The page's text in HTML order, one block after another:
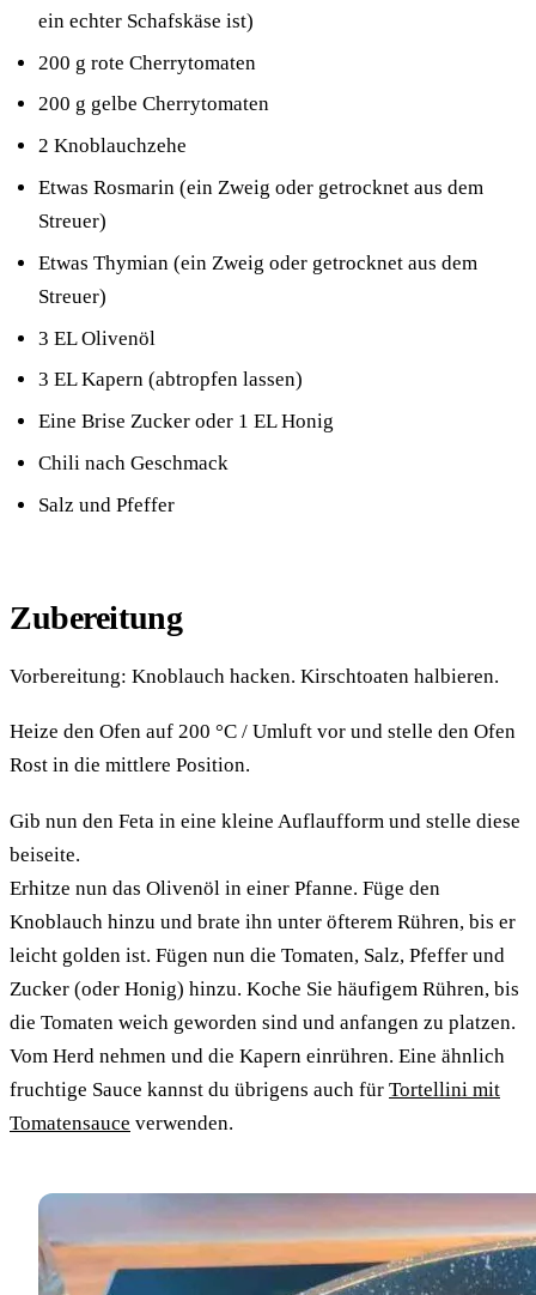
ein echter Schafskäse ist)
200 g rote Cherrytomaten
200 g gelbe Cherrytomaten
2 Knoblauchzehe
Etwas Rosmarin (ein Zweig oder getrocknet aus dem
Streuer)
Etwas Thymian (ein Zweig oder getrocknet aus dem
Streuer)
3 EL Olivenöl
3 EL Kapern (abtropfen lassen)
Eine Brise Zucker oder 1 EL Honig
Chili nach Geschmack
Salz und Pfeffer
Zubereitung
Vorbereitung: Knoblauch hacken. Kirschtoaten halbieren.
Heize den Ofen auf 200 °C / Umluft vor und stelle den Ofen
Rost in die mittlere Position.
Gib nun den Feta in eine kleine Auflaufform und stelle diese
beiseite.
Erhitze nun das Olivenöl in einer Pfanne. Füge den
Knoblauch hinzu und brate ihn unter öfterem Rühren, bis er
leicht golden ist. Fügen nun die Tomaten, Salz, Pfeffer und
Zucker (oder Honig) hinzu. Koche Sie häufigem Rühren, bis
die Tomaten weich geworden sind und anfangen zu platzen.
Vom Herd nehmen und die Kapern einrühren. Eine ähnlich
fruchtige Sauce kannst du übrigens auch für Tortellini mit
Tomatensauce verwenden.